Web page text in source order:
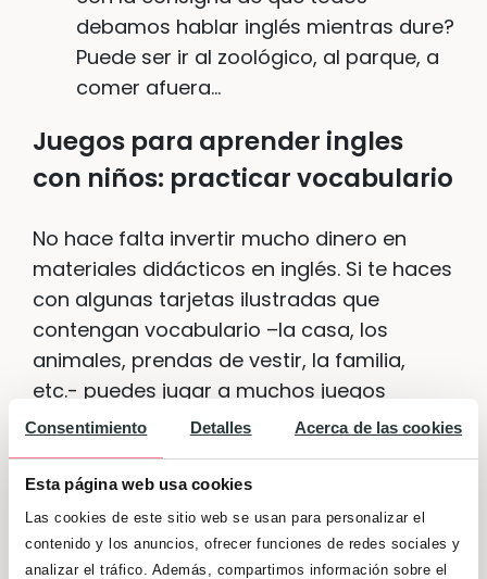
Consentimiento Detalles Acerca de las cookies
Esta página web usa cookies
Las cookies de este sitio web se usan para personalizar el
contenido y los anuncios, ofrecer funciones de redes sociales y
analizar el tráfico. Además, compartimos información sobre el
debamos hablar inglés mientras dure?
Puede ser ir al zoológico, al parque, a
comer afuera…
Juegos para aprender ingles
con niños: practicar vocabulario
No hace falta invertir mucho dinero en
materiales didácticos en inglés. Si te haces
con algunas tarjetas ilustradas que
contengan vocabulario –la casa, los
animales, prendas de vestir, la familia,
etc.- puedes jugar a muchos juegos
divertidos con los que los niños consiguen
aprender inglés de forma amena y
divertida:
¿Cuál falta? / Which one is missing?
Se colocan todas las tarjetas en el